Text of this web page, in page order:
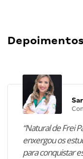
“Natural de Frei
enxergou os
para conquistar